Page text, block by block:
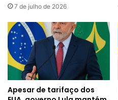
7 de julho de 2026
Apesar de tarifaço dos